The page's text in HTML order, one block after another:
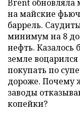
Brent обновляла
на майские
баррель.
минимум на 8
нефть. Казалось
земле
покупать по
дороже. Почему
заводы
копейки?